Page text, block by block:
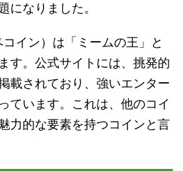
になりました。
イン）は「ミームの王」と
す。公式サイトには、挑発的
載されており、強いエンター
ています。これは、他のコイ
力的な要素を持つコインと言